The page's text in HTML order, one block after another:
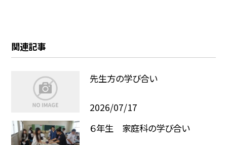
関連記事
先生方の学び合い
2026/07/17
６年生 家庭科の学び合い